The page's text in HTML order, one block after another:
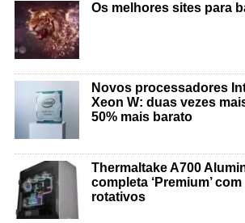
Os melhores sites para
Novos processadores
Xeon W: duas vezes
50% mais barato
Thermaltake A700
completa ‘Premium’ com
rotativos